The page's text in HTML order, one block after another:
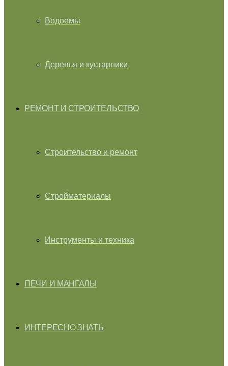
Водоемы
Деревья и кустарники
РЕМОНТ И СТРОИТЕЛЬСТВО
Строительство и ремонт
Стройматериалы
Инструменты и техника
ПЕЧИ И МАНГАЛЫ
ИНТЕРЕСНО ЗНАТЬ